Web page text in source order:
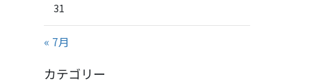
31
« 7月
カテゴリー